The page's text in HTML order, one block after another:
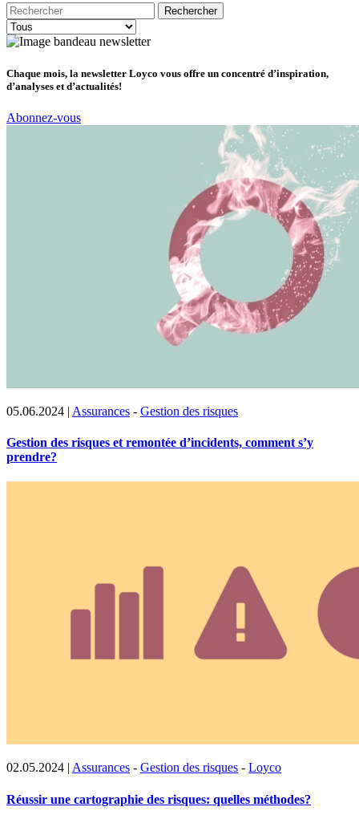
Chaque mois, la newsletter Loyco vous offre un concentré d’inspiration,
d’analyses et d’actualités!
Abonnez-vous
05.06.2024 | Assurances - Gestion des risques
Gestion des risques et remontée d’incidents, comment s’y
prendre?
02.05.2024 | Assurances - Gestion des risques - Loyco
Réussir une cartographie des risques: quelles méthodes?